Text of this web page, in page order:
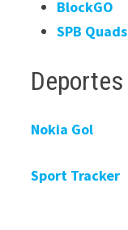
BlockGO
SPB Quads
Deportes
Nokia Gol
Sport Tracker